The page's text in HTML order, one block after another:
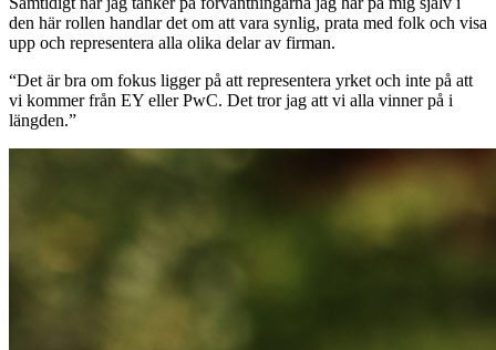
den här rollen handlar det om att vara synlig, prata med folk och visa
upp och representera alla olika delar av firman.
“Det är bra om fokus ligger på att representera yrket och inte på att
vi kommer från EY eller PwC. Det tror jag att vi alla vinner på i
längden.”